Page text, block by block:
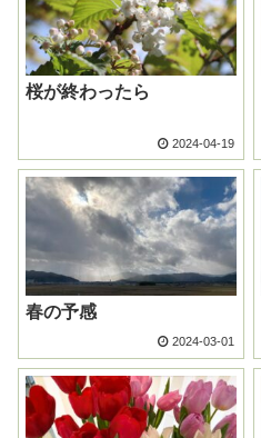
桜が終わったら
2024-04-19
春の予感
2024-03-01